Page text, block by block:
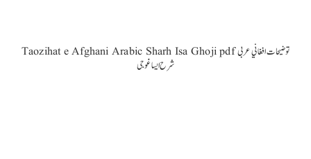
Taozihat e Afghani Arabic Sharh Isa Ghoji pdf توضیحات افغاني عربی
شرح ایساغوجی